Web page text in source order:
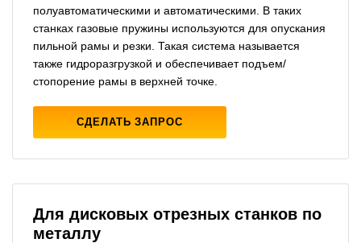
полуавтоматическими и автоматическими. В таких
станках газовые пружины используются для опускания
пильной рамы и резки. Такая система называется
также гидроразгрузкой и обеспечивает подъем/
стопорение рамы в верхней точке.
СДЕЛАТЬ ЗАПРОС
Для дисковых отрезных станков по
металлу